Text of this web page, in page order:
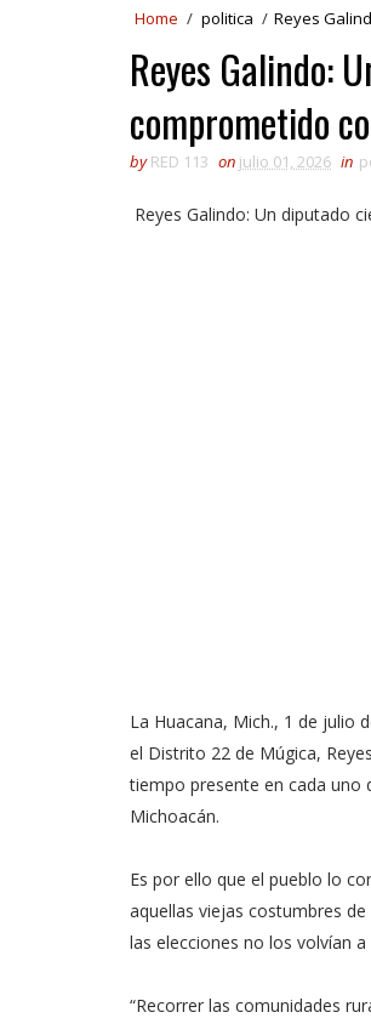
Home / politica / Reyes
Reyes Galindo:
comprometido
by RED 113 on julio 01, 2026 in
Reyes Galindo: Un diputado
La Huacana, Mich., 1 de julio
el Distrito 22 de Múgica,
tiempo presente en cada uno
Michoacán.
Es por ello que el pueblo lo
aquellas viejas costumbres
las elecciones no los volvían
“Recorrer las comunidades